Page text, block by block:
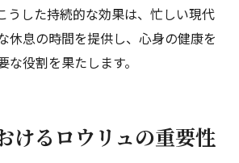
うした持続的な効果は、忙しい現代
休息の時間を提供し、心身の健康を
役割を果たします。
けるロウリュの重要性